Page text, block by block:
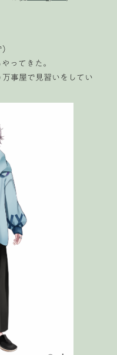
ってきた。
事屋で見習いをしてい